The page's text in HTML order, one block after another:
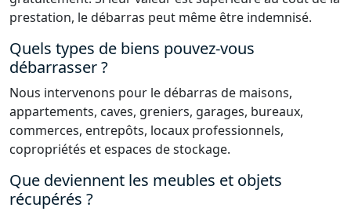
prestation, le débarras peut même être indemnisé.
Quels types de biens pouvez-vous
débarrasser ?
Nous intervenons pour le débarras de maisons,
appartements, caves, greniers, garages, bureaux,
commerces, entrepôts, locaux professionnels,
copropriétés et espaces de stockage.
Que deviennent les meubles et objets
récupérés ?